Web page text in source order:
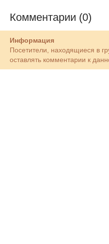
Комментарии (0)
Информация
Посетители, находящиеся в
оставлять комментарии к